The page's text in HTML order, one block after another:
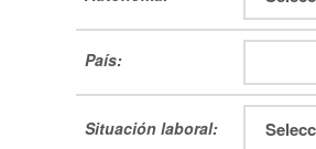
País:
Situación laboral: